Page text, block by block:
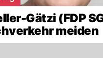
Gätzi (FDP
meiden